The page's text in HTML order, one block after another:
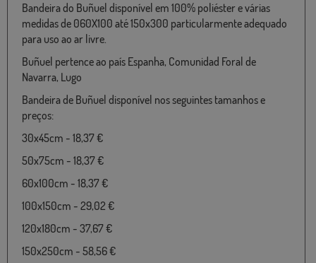
Bandeira do Buñuel disponível em 100% poliéster e várias
medidas de 060X100 até 150x300 particularmente adequado
para uso ao ar livre.
Buñuel pertence ao país Espanha, Comunidad Foral de
Navarra, Lugo
Bandeira de Buñuel disponível nos seguintes tamanhos e
preços:
30x45cm - 18,37 €
50x75cm - 18,37 €
60x100cm - 18,37 €
100x150cm - 29,02 €
120x180cm - 37,67 €
150x250cm - 58,56 €